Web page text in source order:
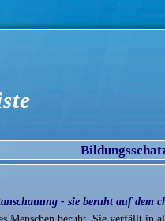
- sie beruht auf